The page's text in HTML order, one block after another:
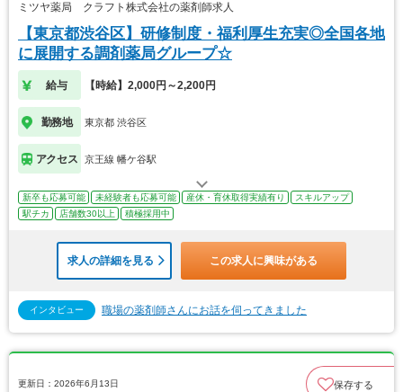
ミツヤ薬局 クラフト株式会社の薬剤師求人
【東京都渋谷区】研修制度・福利厚生充実◎全国各地
に展開する調剤薬局グループ☆
給与 【時給】2,000円～2,200円
勤務地 東京都 渋谷区
アクセス 京王線 幡ケ谷駅
新卒も応募可能 未経験者も応募可能 産休・育休取得実績有り
スキルアップ
駅チカ
店舗数30以上 積極採用中
求人の詳細を見る この求人に興味がある
インタビュー 職場の薬剤師さんにお話を伺ってきました
更新日：2026年6月13日 保存する